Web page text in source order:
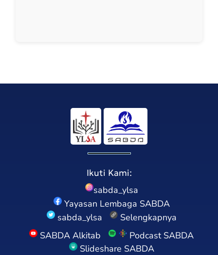
Ikuti Kami:
sabda_ylsa
Yayasan Lembaga SABDA
sabda_ylsa
Selengkapnya
SABDA Alkitab
Podcast SABDA
Slideshare SABDA